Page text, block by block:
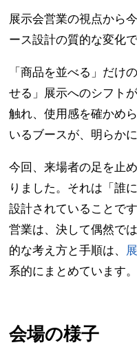
展示会営業の視点から
ース設計の質的な変化で
「商品を並べる」だけ
せる」展示へのシフト
触れ、使用感を確かめ
いるブースが、明らか
今回、来場者の足を止
りました。それは「誰
設計されていることで
営業は、決して偶然で
的な考え方と手順は、
系的にまとめています。
会場の様子